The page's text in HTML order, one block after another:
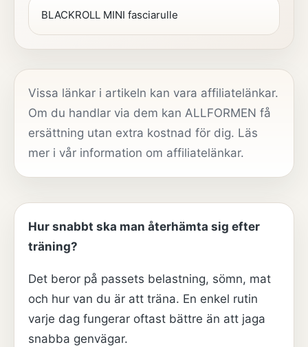
BLACKROLL MINI fasciarulle
Vissa länkar i artikeln kan vara affiliatelänkar.
Om du handlar via dem kan ALLFORMEN få
ersättning utan extra kostnad för dig. Läs
mer i vår information om affiliatelänkar.
Hur snabbt ska man återhämta sig efter
träning?
Det beror på passets belastning, sömn, mat
och hur van du är att träna. En enkel rutin
varje dag fungerar oftast bättre än att jaga
snabba genvägar.